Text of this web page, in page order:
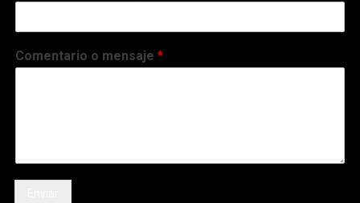
Comentario o mensaje*